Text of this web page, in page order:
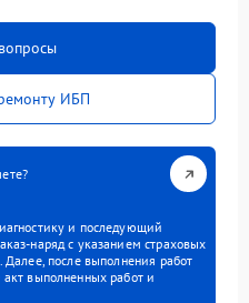
ИБП
и последующий
наряд с указанием страховых
Далее, после выполнения работ
выполненных работ и